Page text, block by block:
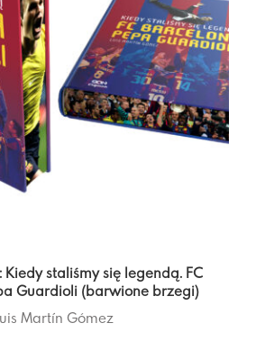
Kiedy staliśmy się legendą. FC
Guardioli (barwione brzegi)
Martín Gómez